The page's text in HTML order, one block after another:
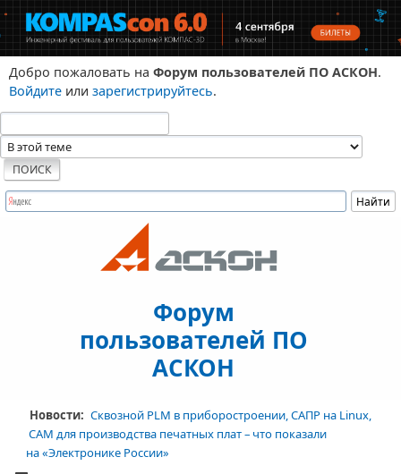
Добро пожаловать на Форум пользователей ПО АСКОН.
Войдите или зарегистрируйтесь.
Форум
пользователей ПО
АСКОН
Новости: Сквозной PLM в приборостроении, САПР на Linux,
CAM для производства печатных плат – что показали
на «Электронике России»